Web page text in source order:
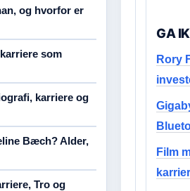
GA
Rory
Film
og hvorfor er
som
karriere og
Bæch? Alder,
Tro og